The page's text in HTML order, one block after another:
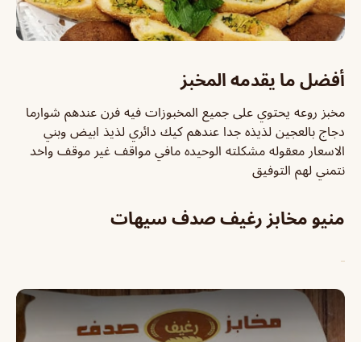
أفضل ما يقدمه المخبز
مخبز روعه يحتوي على جميع المخبوزات فيه فرن عندهم شوارما
دجاج بالعجين لذيذه جدا عندهم كيك دائري لذيذ ابيض وبني
الاسعار معقوله مشكلته الوحيده مافي مواقف غير موقف واخد
نتمني لهم التوفيق
منيو مخابز رغيف صدف سيهات